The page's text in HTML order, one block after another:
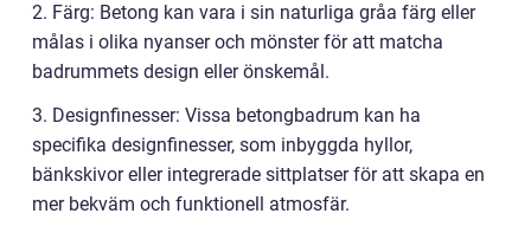
2. Färg: Betong kan vara i sin naturliga gråa färg eller
målas i olika nyanser och mönster för att matcha
badrummets design eller önskemål.
3. Designfinesser: Vissa betongbadrum kan ha
specifika designfinesser, som inbyggda hyllor,
bänkskivor eller integrerade sittplatser för att skapa en
mer bekväm och funktionell atmosfär.